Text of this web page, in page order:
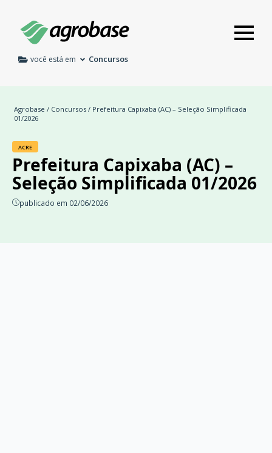
você está em Concursos
Agrobase / Concursos / Prefeitura Capixaba (AC) – Seleção Simplificada
01/2026
ACRE
Prefeitura Capixaba (AC) –
Seleção Simplificada 01/2026
publicado em 02/06/2026